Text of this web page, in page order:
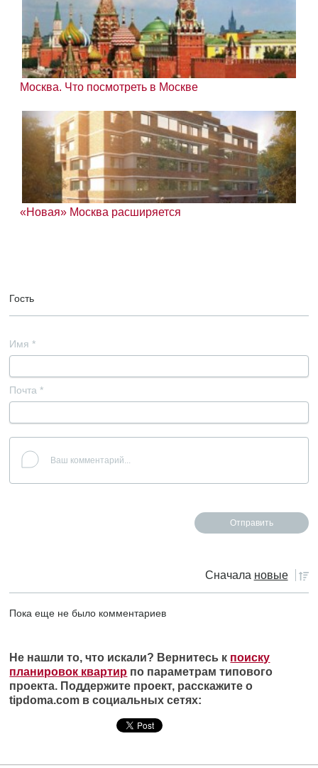
Москва. Что посмотреть в Москве
«Новая» Москва расширяется
Гость
Имя *
Почта *
Сначала новые
Пока еще не было комментариев
Не нашли то, что искали? Вернитесь к поиску
планировок квартир по параметрам типового
проекта. Поддержите проект, расскажите о
tipdoma.com в социальных сетях: